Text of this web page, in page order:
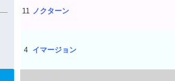
11 ノクターン
4 イマージョン